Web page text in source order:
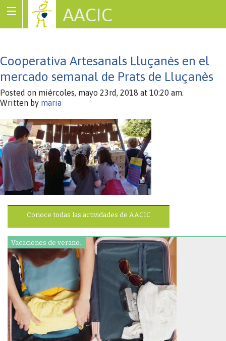
AACIC
Cooperativa Artesanals Lluçanès en el
mercado semanal de Prats de Lluçanès
Posted on miércoles, mayo 23rd, 2018 at 10:20 am.
Written by maria
Conoce todas las actividades de AACIC
Vacaciones de verano.